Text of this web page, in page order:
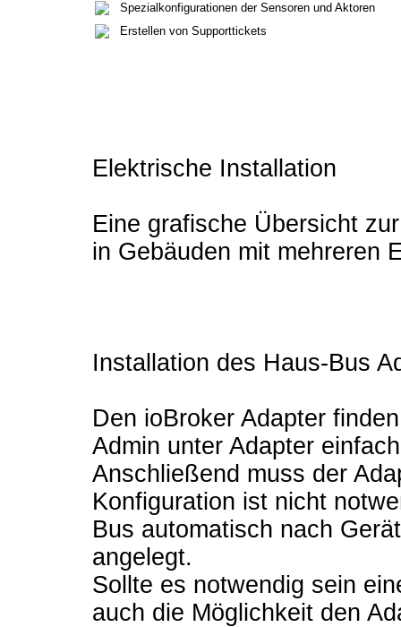
Spezialkonfigurationen der Sensoren und Aktoren
Erstellen von Supporttickets
Elektrische Installation
Eine grafische Übersicht
in Gebäuden mit mehreren
Installation des Haus-Bus
Den ioBroker Adapter
Admin unter Adapter
Anschließend muss der
Konfiguration ist nicht
Bus automatisch nach
angelegt.
Sollte es notwendig sein
auch die Möglichkeit den